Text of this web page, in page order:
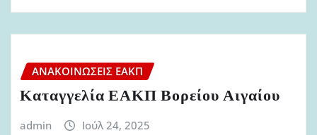
ΑΝΑΚΟΙΝΏΣΕΙΣ ΕΑΚΠ
Καταγγελία ΕΑΚΠ Βορείου Αιγαίου
admin Ιούλ 24, 2025